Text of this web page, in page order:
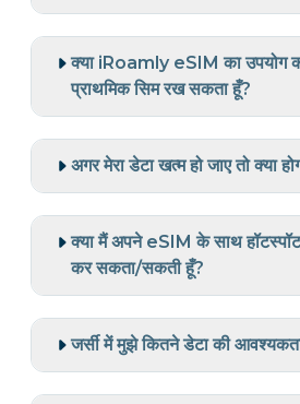
क्या iRoamly eSIM का उपयोग
प्राथमिक सिम रख सकता हूँ?
अगर मेरा डेटा खत्म हो जाए तो क्या
क्या मैं अपने eSIM के साथ हॉटस्पॉट
कर सकता/सकती हूँ?
जर्सी में मुझे कितने डेटा की आवश्यकता